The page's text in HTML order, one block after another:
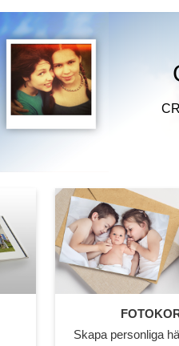
Skapa personliga